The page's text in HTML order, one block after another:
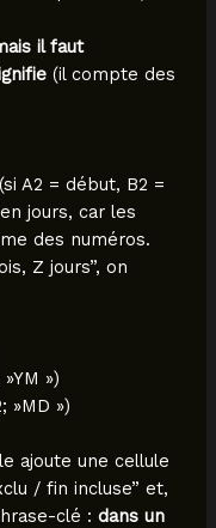
il faut
(il compte des
A2 = début, B2 =
jours, car les
des numéros.
Z jours”, on
»)
»MD »)
ajoute une cellule
/ fin incluse” et,
clé : dans un